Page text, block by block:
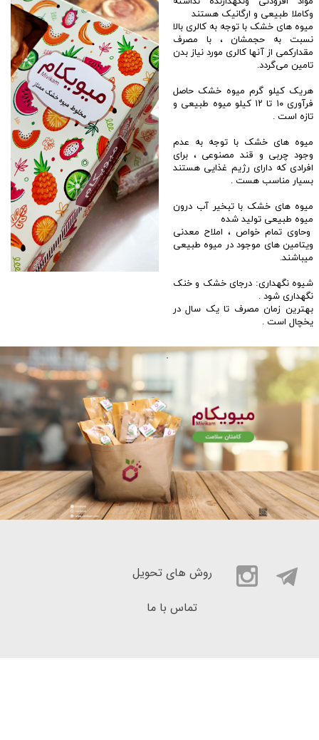
وکاملا طبیعی و ارگانیک هستند ‌
میوه های خشک با توجه به کالری بالا
نسبت به حجمشان ، با مصرف
مقدارکمی از آنها کالری مورد نیاز بدن
تامین می‌گردد.
هریک کیلو گرم میوه خشک حاصل
فرآوری ۱۰ تا ۱۲ کیلو میوه طبیعی و
تازه است .
میوه های خشک با توجه به عدم
وجود چربی و قند مصنوعی ، برای
افرادی که دارای رژیم غذایی هستند
بسیار مناسب هست .
میوه های خشک با تبخیر آب درون
میوه طبیعی تولید شده
وحاوی تمام خواص ، املاح معدنی
ویتامین های موجود در میوه طبیعی
میباشند.
شیوه نگهداری: درجای خشک و خنک
نگهداری شود .
بهترین زمان مصرف تا یک سال در
یخچال است .
تماس با ما
روش های تحویل